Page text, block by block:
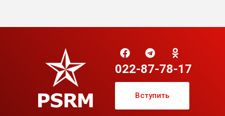
022-87-78-17
Вступить